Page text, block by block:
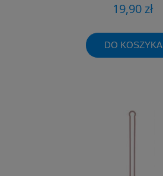
19,90 zł
DO KOSZYKA